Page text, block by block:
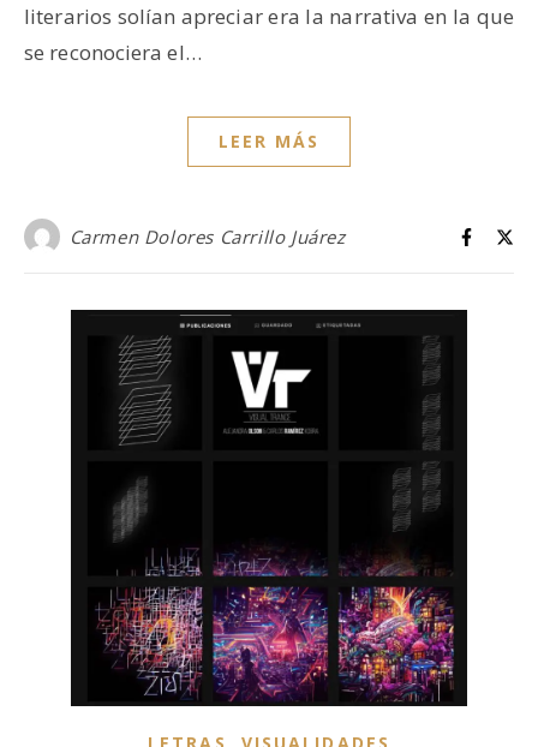
literarios solían apreciar era la narrativa en la que
se reconociera el…
LEER MÁS
Carmen Dolores Carrillo Juárez